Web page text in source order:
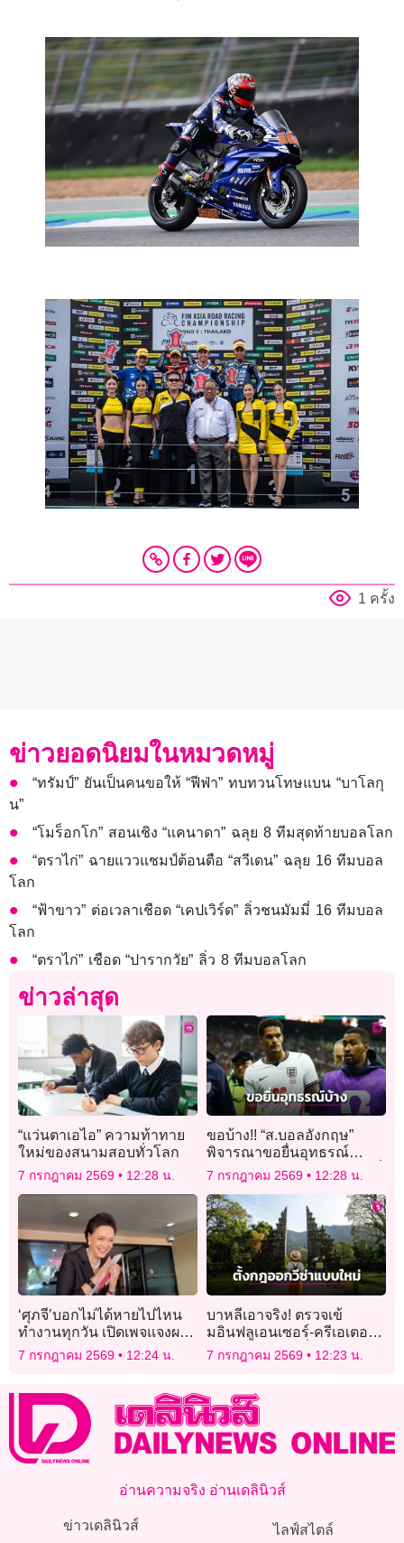
1 ครั้ง
ข่าวยอดนิยมในหมวดหมู่
“ทรัมป์” ยันเป็นคนขอให้ “ฟีฟ่า” ทบทวนโทษแบน “บาโลกุ
น”
“โมร็อกโก” สอนเชิง “แคนาดา” ฉลุย 8 ทีมสุดท้ายบอลโลก
“ตราไก่” ฉายแววแชมป์ต้อนตือ “สวีเดน” ฉลุย 16 ทีมบอล
โลก
“ฟ้าขาว” ต่อเวลาเชือด “เคปเวิร์ด” ลิ่วชนมัมมี่ 16 ทีมบอล
โลก
“ตราไก่” เชือด “ปารากวัย” ลิ่ว 8 ทีมบอลโลก
ข่าวล่าสุด
“แว่นตาเอไอ” ความท้าทาย
ใหม่ของสนามสอบทั่วโลก
7 กรกฎาคม 2569 12:28 น.
ขอบ้าง!! “ส.บอลอังกฤษ”
พิจารณาขอยื่นอุทธรณ์
ใบแดง “ควอนซาห์” เหมือนที่
“สหรัฐ” ทำ
7 กรกฎาคม 2569 12:28 น.
‘ศุภจี’บอกไม่ได้หายไปไหน
ทำงานทุกวัน เปิดเพจแจงผล
งาน หลังโลก’โซเชียล’ถาม
7 กรกฎาคม 2569 12:24 น.
บาหลีเอาจริง! ตรวจเข้
มอินฟลูเอนเซอร์-ครีเอเตอร์
ใช้วีซ่านักท่องเที่ยวมา
ทำงาน เสี่ยงโดนแบนตลอด
7 กรกฎาคม 2569 12:23 น.
อ่านความจริง อ่านเดลินิวส์
ข่าวเดลินิวส์ ไลฟ์สไตล์